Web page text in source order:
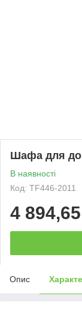
Шафа для
В наявності
Код: TF446-2011
4 894,65
Опис